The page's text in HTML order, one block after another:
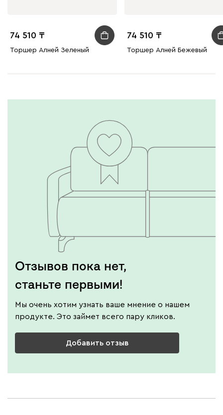
74 510
Торшер Алней Зеленый
74 510
Торшер Алней Бежевый
Отзывов пока нет,
станьте первыми!
Мы очень хотим узнать ваше мнение о нашем
продукте. Это займет всего пару кликов.
Добавить отзыв